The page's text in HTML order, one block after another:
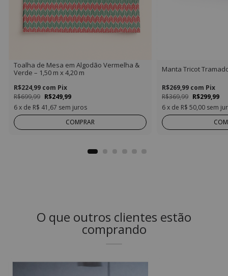
Toalha de Mesa em Algodão Vermelha &
Verde – 1,50 m x 4,20 m
R$699,99 R$249,99
R$224,99 com Pix
6x de R$ 41,67 sem juros
COMPRAR
Manta Tricot
R$369,99 R$299,99
R$269,99 com Pix
6x de R$ 50,00 sem
O que outros clientes estão
comprando